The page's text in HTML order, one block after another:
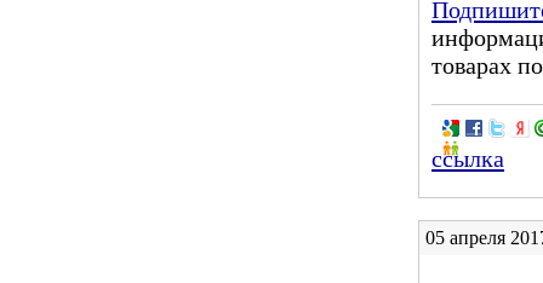
товарах
ссылка
05 апреля